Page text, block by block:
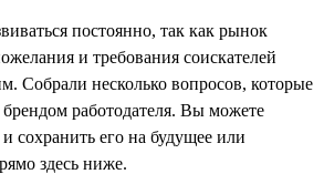
постоянно, так как рынок
и требования соискателей
Собрали несколько вопросов, которые
работодателя. Вы можете
и сохранить его на будущее или
здесь ниже.